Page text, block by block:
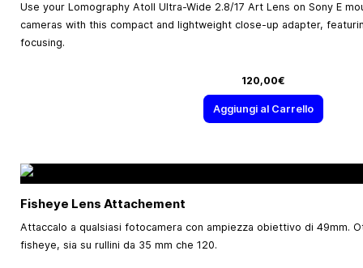
Use your Lomography Atoll Ultra-Wide 2.8/17 Art Lens on Sony E
cameras with this compact and lightweight close-up adapter,
focusing.
120,00€
Aggiungi al Carrello
Fisheye Lens Attachement
Attaccalo a qualsiasi fotocamera con ampiezza obiettivo di 49mm.
fisheye, sia su rullini da 35 mm che 120.